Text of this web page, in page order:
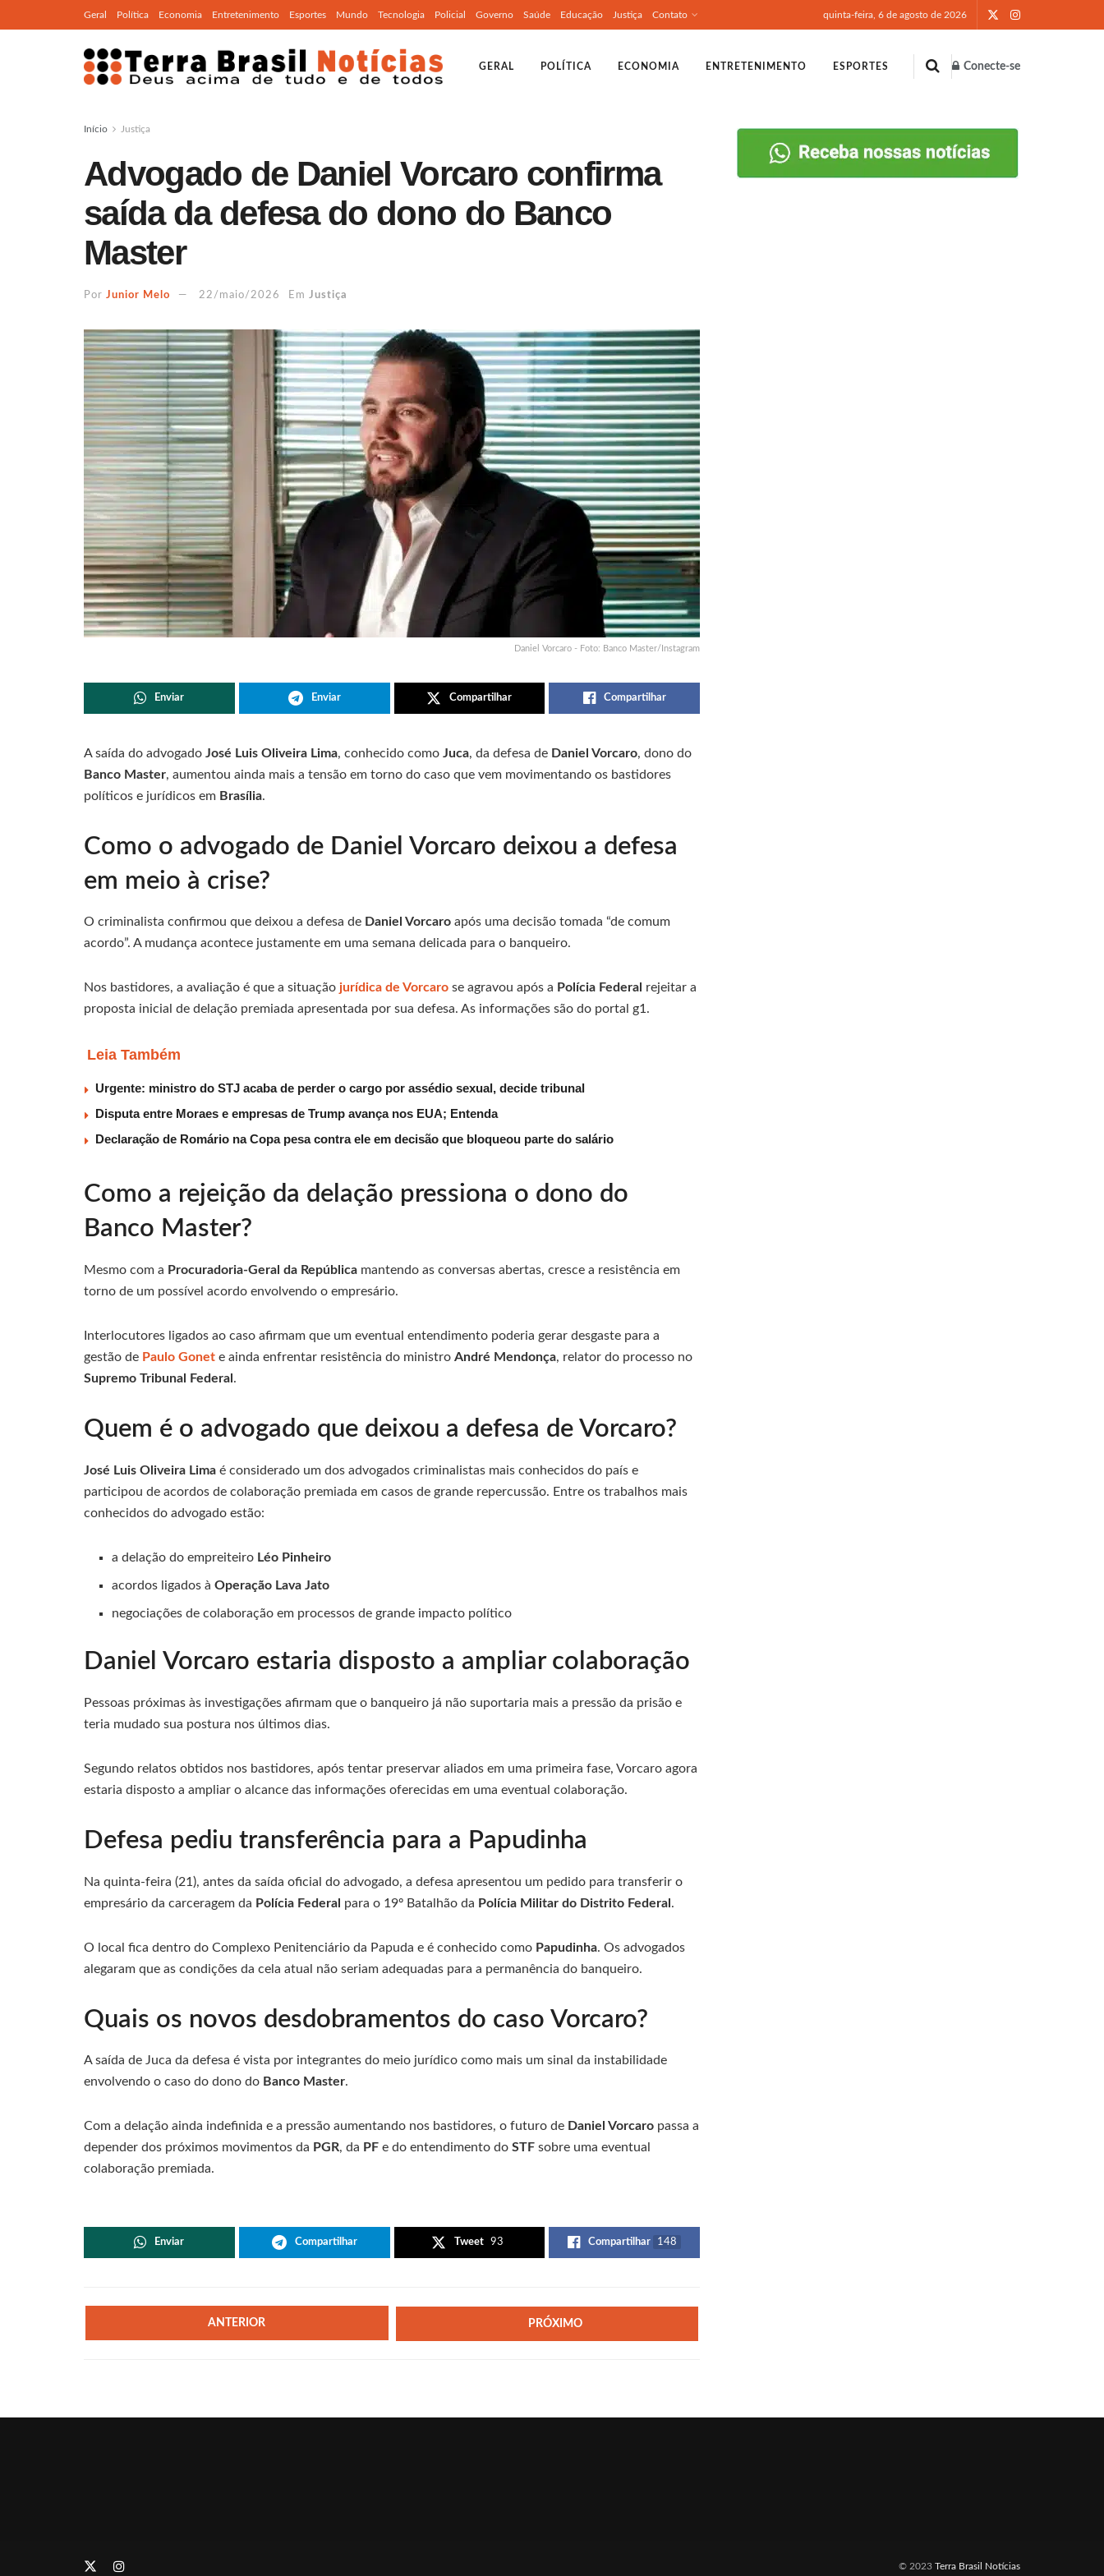
Geral Política Economia Entretenimento Esportes Mundo Tecnologia Policial Governo Saúde Educação Justiça Contato quinta-feira, 6 de agosto de 2026
GERAL POLÍTICA ECONOMIA ENTRETENIMENTO ESPORTES Conecte-se
Início Justiça
Advogado de Daniel Vorcaro confirma
saída da defesa do dono do Banco
Master
Por Junior Melo 22/maio/2026 Em Justiça
Daniel Vorcaro - Foto: Banco Master/Instagram
Enviar Enviar Compartilhar Compartilhar
A saída do advogado José Luis Oliveira Lima, conhecido como Juca, da defesa de Daniel Vorcaro, dono do
Banco Master, aumentou ainda mais a tensão em torno do caso que vem movimentando os bastidores
políticos e jurídicos em Brasília.
Como o advogado de Daniel Vorcaro deixou a defesa
em meio à crise?
O criminalista confirmou que deixou a defesa de Daniel Vorcaro após uma decisão tomada “de comum
acordo”. A mudança acontece justamente em uma semana delicada para o banqueiro.
Nos bastidores, a avaliação é que a situação jurídica de Vorcaro se agravou após a Polícia Federal rejeitar a
proposta inicial de delação premiada apresentada por sua defesa. As informações são do portal g1.
Leia Também
Urgente: ministro do STJ acaba de perder o cargo por assédio sexual, decide tribunal
Disputa entre Moraes e empresas de Trump avança nos EUA; Entenda
Declaração de Romário na Copa pesa contra ele em decisão que bloqueou parte do salário
Como a rejeição da delação pressiona o dono do
Banco Master?
Mesmo com a Procuradoria-Geral da República mantendo as conversas abertas, cresce a resistência em
torno de um possível acordo envolvendo o empresário.
Interlocutores ligados ao caso afirmam que um eventual entendimento poderia gerar desgaste para a
gestão de Paulo Gonet e ainda enfrentar resistência do ministro André Mendonça, relator do processo no
Supremo Tribunal Federal .
Quem é o advogado que deixou a defesa de Vorcaro?
José Luis Oliveira Lima é considerado um dos advogados criminalistas mais conhecidos do país e
participou de acordos de colaboração premiada em casos de grande repercussão. Entre os trabalhos mais
conhecidos do advogado estão:
a delação do empreiteiro Léo Pinheiro
acordos ligados àOperação Lava Jato
negociações de colaboração em processos de grande impacto político
Daniel Vorcaro estaria disposto a ampliar colaboração
Pessoas próximas às investigações afirmam que o banqueiro já não suportaria mais a pressão da prisão e
teria mudado sua postura nos últimos dias.
Segundo relatos obtidos nos bastidores, após tentar preservar aliados em uma primeira fase, Vorcaro agora
estaria disposto a ampliar o alcance das informações oferecidas em uma eventual colaboração.
Defesa pediu transferência para a Papudinha
Na quinta-feira (21), antes da saída oficial do advogado, a defesa apresentou um pedido para transferir o
empresário da carceragem da Polícia Federal para o 19º Batalhão da Polícia Militar do Distrito Federal .
O local fica dentro do Complexo Penitenciário da Papuda e é conhecido como Papudinha. Os advogados
alegaram que as condições da cela atual não seriam adequadas para a permanência do banqueiro.
Quais os novos desdobramentos do caso Vorcaro?
A saída de Juca da defesa é vista por integrantes do meio jurídico como mais um sinal da instabilidade
envolvendo o caso do dono do Banco Master.
Com a delação ainda indefinida e a pressão aumentando nos bastidores, o futuro de Daniel Vorcaro passa a
depender dos próximos movimentos da PGR, da PF e do entendimento do STF sobre uma eventual
colaboração premiada.
Enviar Compartilhar Tweet 93 Compartilhar 148
ANTERIOR PRÓXIMO
© 2023 Terra Brasil Notícias